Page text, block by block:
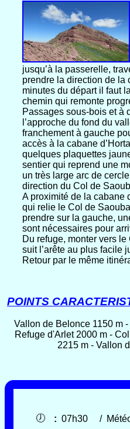
jusqu’à la passerelle,
prendre la direction de la
minutes du départ il faut
chemin qui remonte
Passages sous-bois et à
l’approche du fond du
franchement à gauche
accès à la cabane
quelques plaquettes
sentier qui reprend une
un très large arc de
direction du Col de
A proximité de la cabane
qui relie le Col de
prendre sur la gauche,
sont nécessaires pour
Du refuge, monter vers
suit l’arête au plus facile
Retour par le même
POINTS
Vallon de Belonce 1150 m
Refuge d'Arlet 2000 m -
2215 m - Vallon
🕖 : 07h30 /